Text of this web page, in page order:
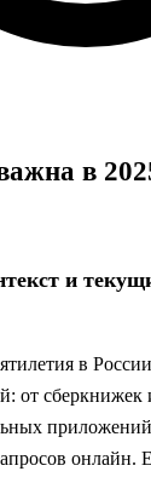
в
и
в
от сберкнижек
онлайн.